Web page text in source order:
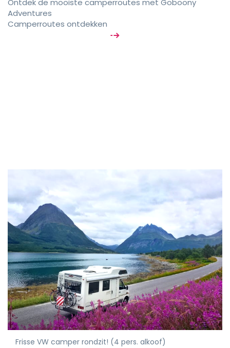
Adventures
Camperroutes ontdekken
Frisse VW camper rondzit! (4 pers. alkoof)